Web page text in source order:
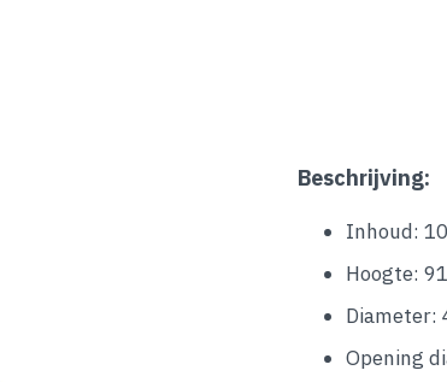
Beschrijving:
Inhoud:
Hoogte:
Diameter:
Opening